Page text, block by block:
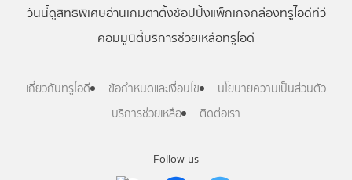
Follow us
วันนี้ดูสิทธิพิเศษอ่านเกมตาตั้งช้อปปิ้งแพ็กเกจกล่องทรูไอดีทีวี
คอมมูนิตี้บริการช่วยเหลือทรูไอดี
เกี่ยวกับทรูไอดี ข้อกำหนดและเงื่อนไข
นโยบายความเป็นส่วนตัว
บริการช่วยเหลือ
ติดต่อเรา